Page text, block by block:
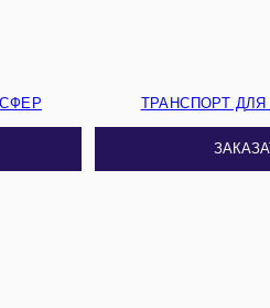
ТРАНСПОРТ ДЛЯ